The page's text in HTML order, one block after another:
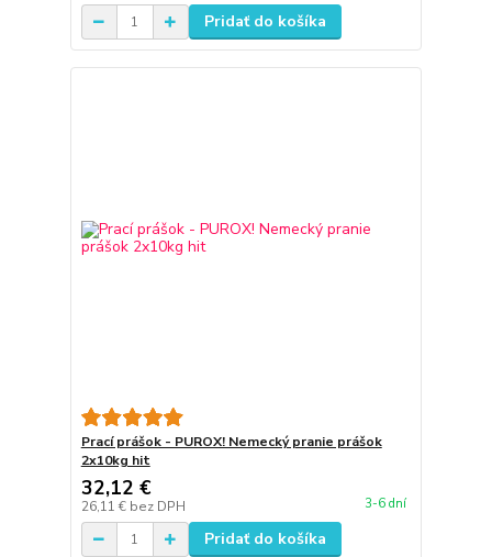
Pridať do košíka
Prací prášok - PUROX! Nemecký pranie prášok
2x10kg hit
32,12 €
26,11 € bez DPH 3-6 dní
Pridať do košíka